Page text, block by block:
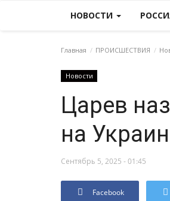
НОВОСТИ
Главная ПРОИСШЕСТВИЯ
Новости
Царев
на
Сентябрь 5, 2025 - 01:45
Facebook